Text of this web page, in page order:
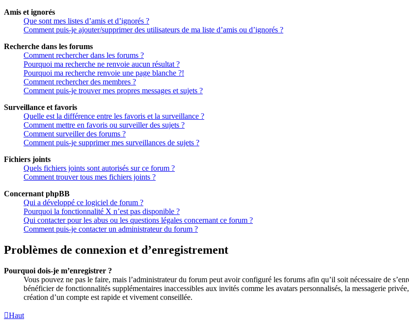
Amis et ignorés
Que sont mes listes d’amis et d’ignorés ?
Comment puis-je ajouter/supprimer des utilisateurs de ma liste d’amis ou d’ignorés ?
Recherche dans les forums
Comment rechercher dans les forums ?
Pourquoi ma recherche ne renvoie aucun résultat ?
Pourquoi ma recherche renvoie une page blanche ?!
Comment rechercher des membres ?
Comment puis-je trouver mes propres messages et sujets ?
Surveillance et favoris
Quelle est la différence entre les favoris et la surveillance ?
Comment mettre en favoris ou surveiller des sujets ?
Comment surveiller des forums ?
Comment puis-je supprimer mes surveillances de sujets ?
Fichiers joints
Quels fichiers joints sont autorisés sur ce forum ?
Comment trouver tous mes fichiers joints ?
Concernant phpBB
Qui a développé ce logiciel de forum ?
Pourquoi la fonctionnalité X n’est pas disponible ?
Qui contacter pour les abus ou les questions légales concernant ce forum ?
Comment puis-je contacter un administrateur du forum ?
Problèmes de connexion et d’enregistrement
Pourquoi dois-je m’enregistrer ?
Vous pouvez ne pas le faire, mais l’administrateur du forum peut avoir configuré les forums afin qu’il soit nécessaire de
bénéficier de fonctionnalités supplémentaires inaccessibles aux invités comme les avatars personnalisés, la messagerie
création d’un compte est rapide et vivement conseillée.
Haut